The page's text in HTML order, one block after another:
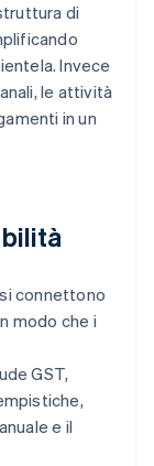
di
Invece
le attività
in un
connettono
modo che i
GST,
e il